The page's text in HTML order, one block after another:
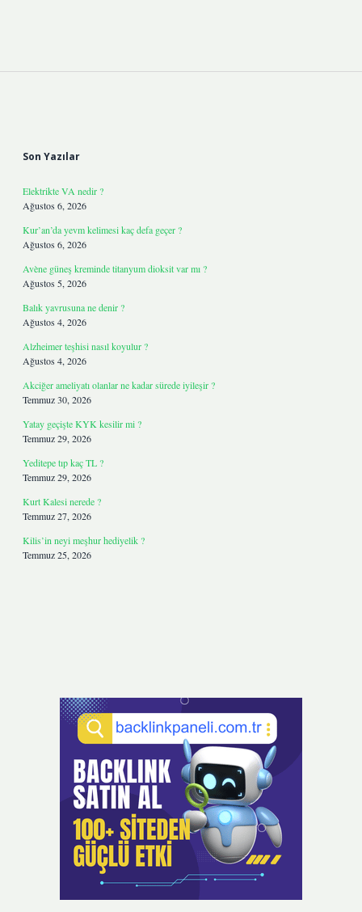
Son Yazılar
Elektrikte VA nedir ?
Ağustos 6, 2026
Kur’an’da yevm kelimesi kaç defa geçer ?
Ağustos 6, 2026
Avène güneş kreminde titanyum dioksit var mı ?
Ağustos 5, 2026
Balık yavrusuna ne denir ?
Ağustos 4, 2026
Alzheimer teşhisi nasıl koyulur ?
Ağustos 4, 2026
Akciğer ameliyatı olanlar ne kadar sürede iyileşir ?
Temmuz 30, 2026
Yatay geçişte KYK kesilir mi ?
Temmuz 29, 2026
Yeditepe tıp kaç TL ?
Temmuz 29, 2026
Kurt Kalesi nerede ?
Temmuz 27, 2026
Kilis’in neyi meşhur hediyelik ?
Temmuz 25, 2026